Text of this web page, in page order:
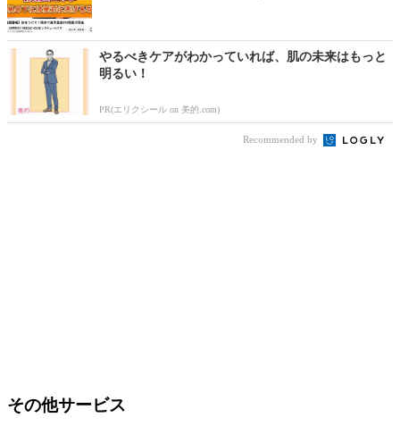
やるべきケアがわかっていれば、肌の未来はもっと
明るい！
PR(エリクシール on 美的.com)
Recommended by
その他サービス